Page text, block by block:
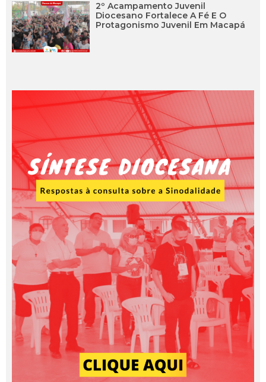
2º Acampamento Juvenil
Diocesano Fortalece A Fé E O
Protagonismo Juvenil Em Macapá